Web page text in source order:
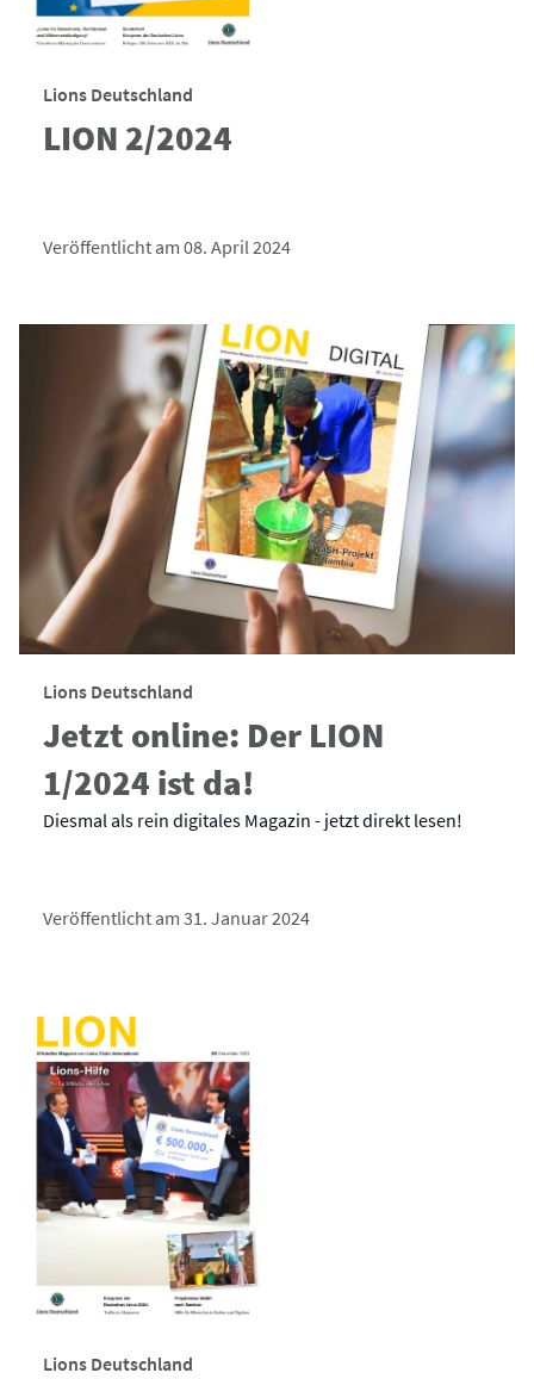
Lions Deutschland
LION 2/2024
Veröffentlicht am 08. April 2024
Lions Deutschland
Jetzt online: Der LION
1/2024 ist da!
Diesmal als rein digitales Magazin - jetzt direkt lesen!
Veröffentlicht am 31. Januar 2024
Lions Deutschland